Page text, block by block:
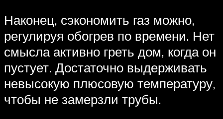
Наконец, сэкономить газ можно,
регулируя обогрев по времени. Нет
смысла активно греть дом, когда он
пустует. Достаточно выдерживать
невысокую плюсовую температуру,
чтобы не замерзли трубы.